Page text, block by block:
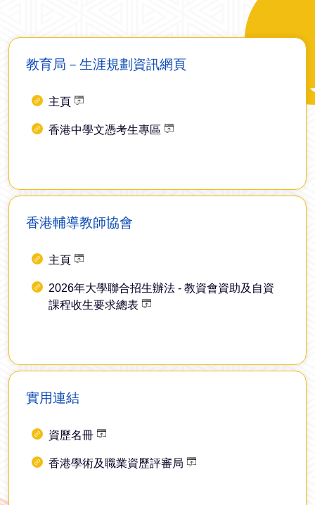
教育局－生涯規劃資訊網頁
主頁
香港中學文憑考生專區
香港輔導教師協會
主頁
2026年大學聯合招生辦法 - 教資會資助及自資
課程收生要求總表
實用連結
資歷名冊
香港學術及職業資歷評審局